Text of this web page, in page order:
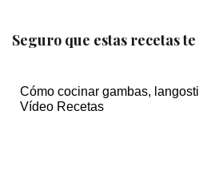
Seguro que estas recetas
Cómo cocinar gambas,
Vídeo Recetas